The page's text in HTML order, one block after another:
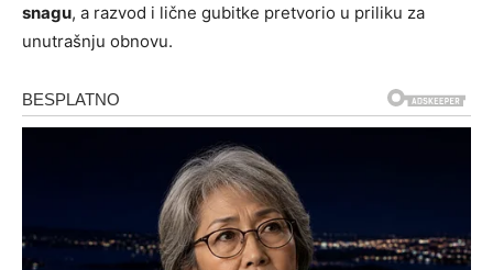
snagu, a razvod i lične gubitke pretvorio u priliku za
unutrašnju obnovu.